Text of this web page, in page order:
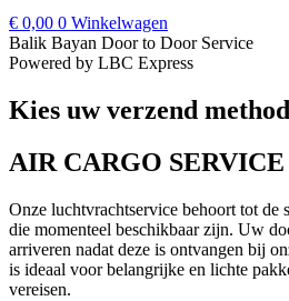
€ 0,00 0 Winkelwagen
Balik Bayan Door to Door Service
Powered by LBC Express
Kies uw verzend
AIR CARGO SERVICE
Onze luchtvrachtservice behoort tot de
die momenteel beschikbaar zijn. Uw
arriveren nadat deze is ontvangen bij
is ideaal voor belangrijke en lichte
vereisen.